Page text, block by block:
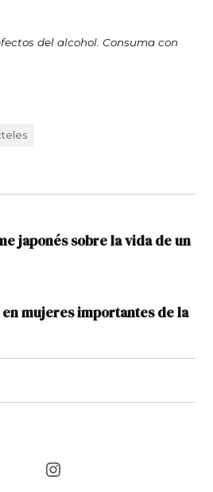
del alcohol. Consuma con
japonés sobre la vida de un
mujeres importantes de la